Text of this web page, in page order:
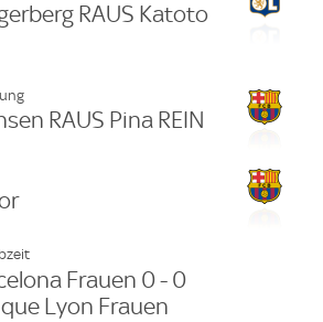
RAUS Katoto
RAUS Pina REIN
Frauen 0 - 0
Lyon Frauen